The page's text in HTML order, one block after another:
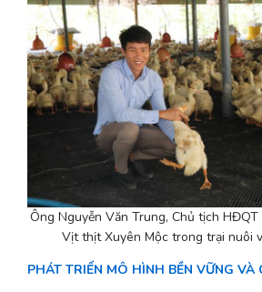
Ông Nguyễn Văn Trung, Chủ tịch
Vịt thịt Xuyên Mộc trong trại nuôi
PHÁT TRIỂN MÔ HÌNH BỀN VỮNG VÀ